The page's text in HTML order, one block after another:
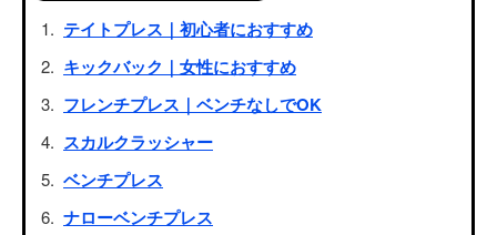
テイトプレス｜初心者におすすめ
キックバック｜女性におすすめ
フレンチプレス｜ベンチなしでOK
スカルクラッシャー
ベンチプレス
ナローベンチプレス